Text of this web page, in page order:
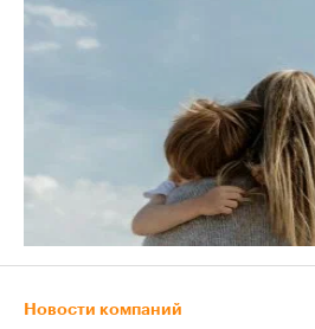
Новости компаний